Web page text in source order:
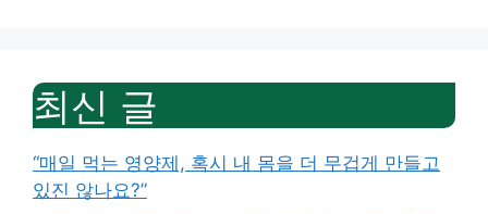
최신 글
“매일 먹는 영양제, 혹시 내 몸을 더 무겁게 만들고
있진 않나요?”